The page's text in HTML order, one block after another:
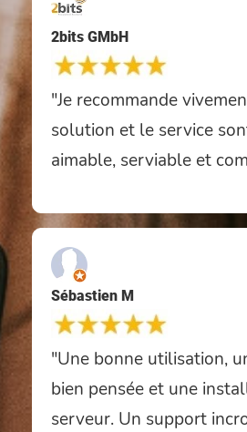
2bits GMbH
"Je recommande
solution et le service
aimable, serviable et
Sébastien M
"Une bonne utilisation,
bien pensée et une
serveur. Un support